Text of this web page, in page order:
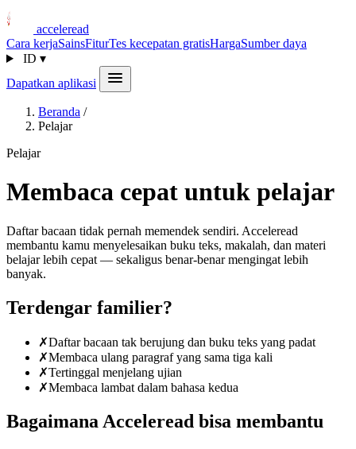
acceleread
Cara kerjaSainsFiturTes kecepatan gratisHargaSumber daya
ID ▾
Dapatkan aplikasi
Beranda /
Pelajar
Pelajar
Membaca cepat untuk pelajar
Daftar bacaan tidak pernah memendek sendiri. Acceleread
membantu kamu menyelesaikan buku teks, makalah, dan materi
belajar lebih cepat — sekaligus benar-benar mengingat lebih
banyak.
Terdengar familier?
✗Daftar bacaan tak berujung dan buku teks yang padat
✗Membaca ulang paragraf yang sama tiga kali
✗Tertinggal menjelang ujian
✗Membaca lambat dalam bahasa kedua
Bagaimana Acceleread bisa membantu